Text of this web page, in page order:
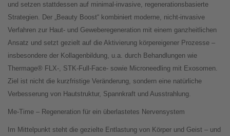
und setzen stattdessen auf minimal-invasive, regenerationsbasierte
Strategien. Der „Beauty Boost“ kombiniert moderne, nicht-invasive
Verfahren zur Haut- und Geweberegeneration mit einem ganzheitlichen
Ansatz und setzt gezielt auf die Aktivierung körpereigener Prozesse –
insbesondere der Kollagenbildung, u.a. durch Behandlungen wie
Thermage® FLX-, STK-Full-Face- sowie Microneedling mit Exosomen.
Ziel ist nicht die kurzfristige Veränderung, sondern eine natürliche
Verbesserung von Hautstruktur, Spannkraft und Ausstrahlung.
Me-Time – Regeneration für ein überlastetes Nervensystem
Im Mittelpunkt steht die gezielte Entlastung von Körper und Geist – und